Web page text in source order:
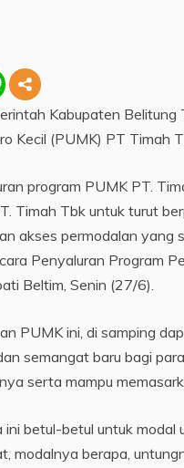
Kabupaten Belitung
Kecil (PUMK) PT Timah
program PUMK PT.
Timah Tbk untuk turut
akses permodalan yang
Penyaluran Program
Beltim, Senin (27/6).
PUMK ini, di samping
semangat baru bagi
serta mampu
betul-betul untuk
modalnya berapa,